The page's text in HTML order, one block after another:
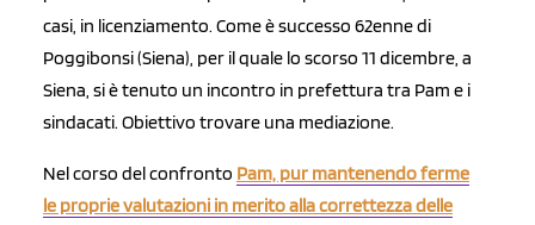
casi, in licenziamento. Come è successo 62enne di
Poggibonsi (Siena), per il quale lo scorso 11 dicembre, a
Siena, si è tenuto un incontro in prefettura tra Pam e i
sindacati. Obiettivo trovare una mediazione.
Nel corso del confronto Pam, pur mantenendo ferme
le proprie valutazioni in merito alla correttezza delle